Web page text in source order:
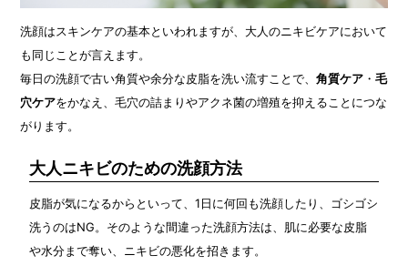
洗顔はスキンケアの基本といわれますが、大人のニキビケアにおいて
も同じことが言えます。
毎日の洗顔で古い角質や余分な皮脂を洗い流すことで、角質ケア ・毛
穴ケアをかなえ、毛穴の詰まりやアクネ菌の増殖を抑えることにつな
がります。
大人ニキビのための洗顔方法
皮脂が気になるからといって、1日に何回も洗顔したり、ゴシゴシ
洗うのはNG。そのような間違った洗顔方法は、肌に必要な皮脂
や水分まで奪い、ニキビの悪化を招きます。